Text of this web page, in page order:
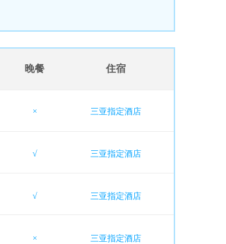
晚餐 住宿
× 三亚指定酒店
√ 三亚指定酒店
√ 三亚指定酒店
× 三亚指定酒店